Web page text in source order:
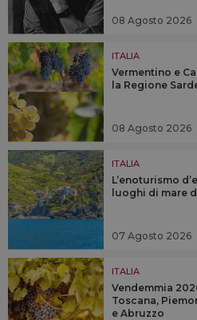
08 Agosto 2026
ITALIA
Vermentino e
la Regione
08 Agosto 2026
ITALIA
L’enoturismo
luoghi di mare
07 Agosto 2026
ITALIA
Vendemmia
Toscana,
e Abruzzo